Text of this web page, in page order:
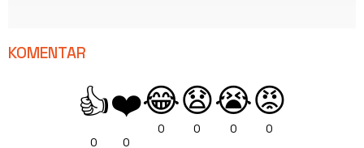
KOMENTAR
👍
0
❤️
0
😂
0
😧
0
😭
0
😡
0